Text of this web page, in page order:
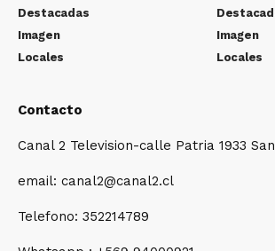
Destacadas
Imagen
Locales
Imagen
Locales
Contacto
Canal 2 Television-calle Patria 1933
email: canal2@canal2.cl
Telefono: 352214789